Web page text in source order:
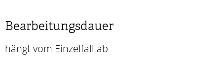
Bearbeitungsdauer
hängt vom Einzelfall ab